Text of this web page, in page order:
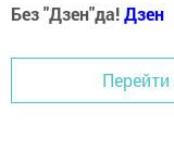
Без "Дзен"да!Дзен